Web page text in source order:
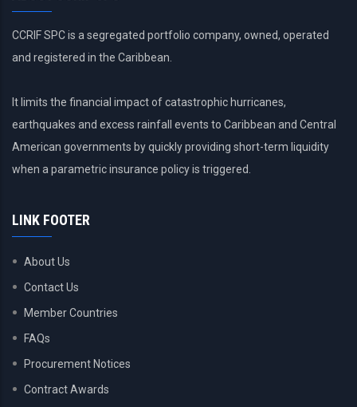
CCRIF SPC is a segregated portfolio company, owned, operated
and registered in the Caribbean.
It limits the financial impact of catastrophic hurricanes,
earthquakes and excess rainfall events to Caribbean and Central
American governments by quickly providing short-term liquidity
when a parametric insurance policy is triggered.
LINK FOOTER
About Us
Contact Us
Member Countries
FAQs
Procurement Notices
Contract Awards